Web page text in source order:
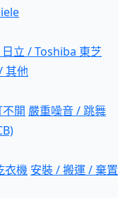
立 / Toshiba 東芝
其他
開 嚴重噪音 / 跳舞
衣機 安裝 / 搬運 / 棄置